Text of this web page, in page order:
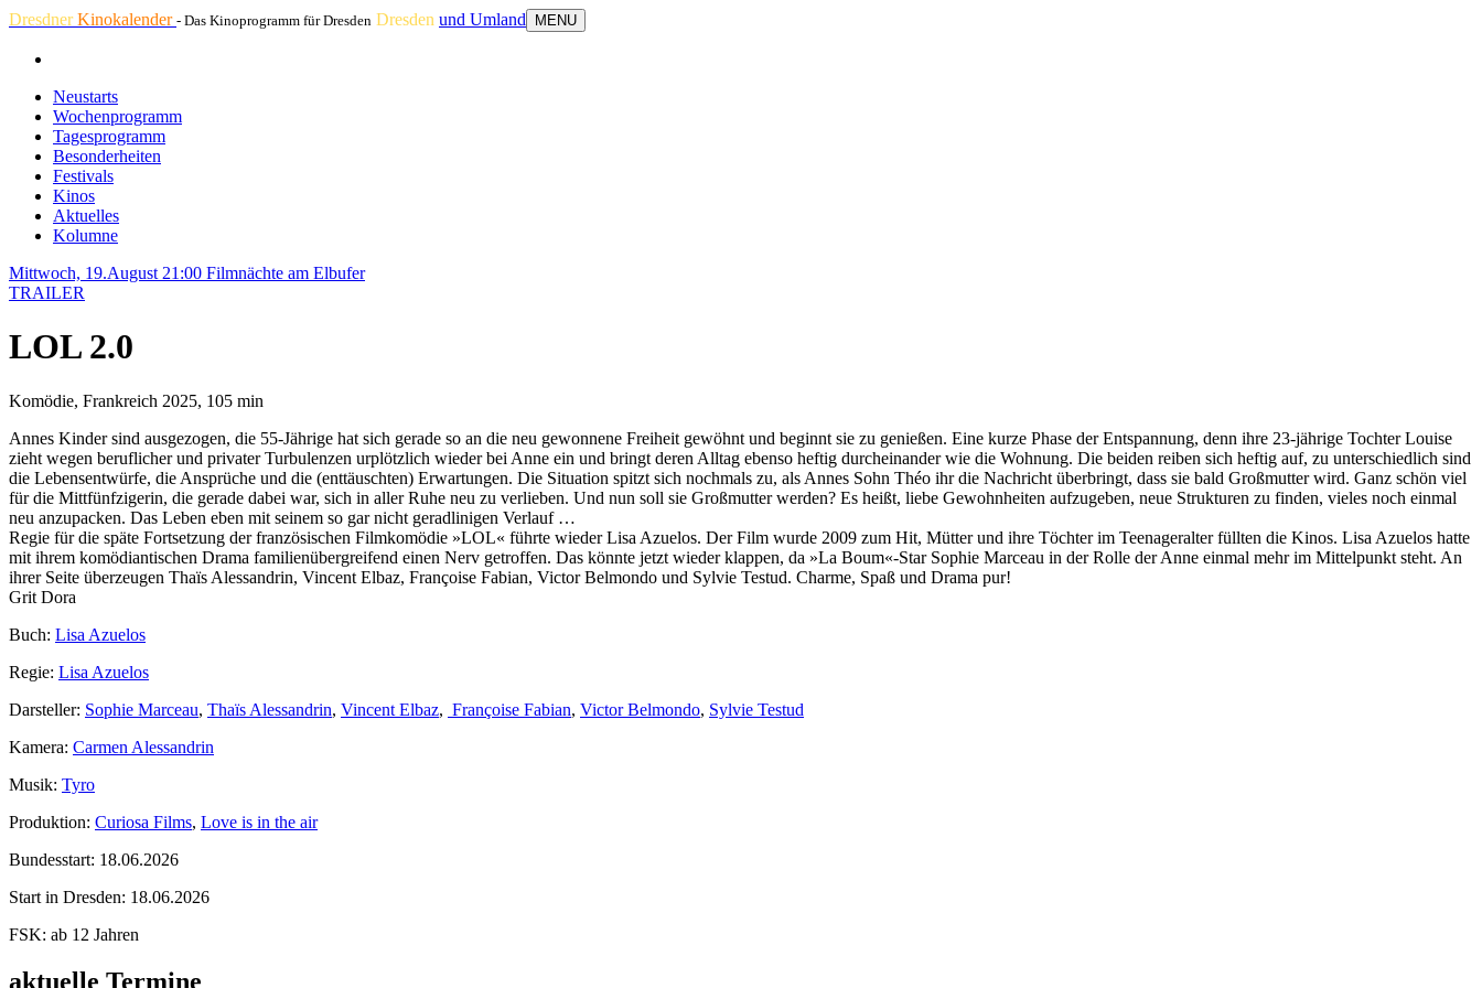
DresdnerKinokalender - Das Kinoprogramm für Dresden Dresden und Umland MENU
Neustarts
Wochenprogramm
Tagesprogramm
Besonderheiten
Festivals
Kinos
Aktuelles
Kolumne
Mittwoch, 19.August 21:00 Filmnächte am Elbufer
TRAILER
LOL 2.0
Komödie, Frankreich 2025, 105 min
Annes Kinder sind ausgezogen, die 55-Jährige hat sich gerade so an die neu gewonnene Freiheit gewöhnt und beginnt sie zu genießen. Eine kurze Phase der Entspannung, denn ihre 23-jährige Tochter Louise
zieht wegen beruflicher und privater Turbulenzen urplötzlich wieder bei Anne ein und bringt deren Alltag ebenso heftig durcheinander wie die Wohnung. Die beiden reiben sich heftig auf, zu unterschiedlich sind
die Lebensentwürfe, die Ansprüche und die (enttäuschten) Erwartungen. Die Situation spitzt sich nochmals zu, als Annes Sohn Théo ihr die Nachricht überbringt, dass sie bald Großmutter wird. Ganz schön viel
für die Mittfünfzigerin, die gerade dabei war, sich in aller Ruhe neu zu verlieben. Und nun soll sie Großmutter werden? Es heißt, liebe Gewohnheiten aufzugeben, neue Strukturen zu finden, vieles noch einmal
neu anzupacken. Das Leben eben mit seinem so gar nicht geradlinigen Verlauf …
Regie für die späte Fortsetzung der französischen Filmkomödie »LOL« führte wieder Lisa Azuelos. Der Film wurde 2009 zum Hit, Mütter und ihre Töchter im Teenageralter füllten die Kinos. Lisa Azuelos hatte
mit ihrem komödiantischen Drama familienübergreifend einen Nerv getroffen. Das könnte jetzt wieder klappen, da »La Boum«-Star Sophie Marceau in der Rolle der Anne einmal mehr im Mittelpunkt steht. An
ihrer Seite überzeugen Thaïs Alessandrin, Vincent Elbaz, Françoise Fabian, Victor Belmondo und Sylvie Testud. Charme, Spaß und Drama pur!
Grit Dora
Buch: Lisa Azuelos
Regie: Lisa Azuelos
Darsteller: Sophie Marceau, Thaïs Alessandrin, Vincent Elbaz, Françoise Fabian, Victor Belmondo, Sylvie Testud
Kamera: Carmen Alessandrin
Musik: Tyro
Produktion: Curiosa Films, Love is in the air
Bundesstart: 18.06.2026
Start in Dresden: 18.06.2026
FSK: ab 12 Jahren
aktuelle Termine